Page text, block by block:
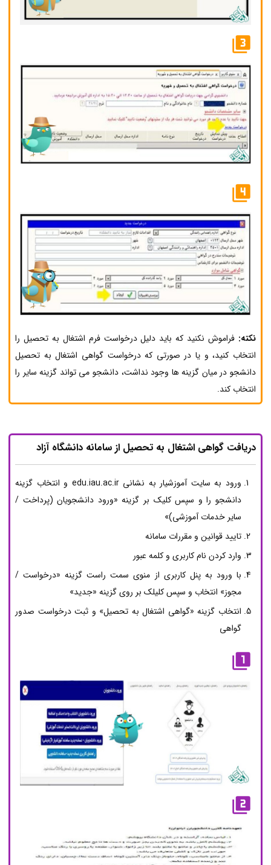
نکته: فراموش نکنید که باید دلیل درخواست فرم اشتغال به تحصیل را
انتخاب کنید، و یا در صورتی که درخواست گواهی اشتغال به تحصیل
دانشجو در میان گزینه ها وجود نداشت، دانشجو می تواند گزینه سایر را
انتخاب کند.
دریافت گواهی اشتغال به تحصیل از سامانه دانشگاه آزاد
ورود به سایت آموزشیار به نشانی edu.iau.ac.ir و انتخاب گزینه
دانشجو را و سپس کلیک بر گزینه «ورود دانشجویان (پرداخت /
سایر خدمات آموزشی)»
تایید قوانین و مقررات سامانه
وارد کردن نام کاربری و کلمه عبور
با ورود به پنل کاربری از منوی سمت راست گزینه «درخواست /
مجوز» انتخاب و سپس کلیلک بر روی گزینه «جدید»
انتخاب گزینه «گواهی اشتغال به تحصیل» و ثبت درخواست صدور
گواهی